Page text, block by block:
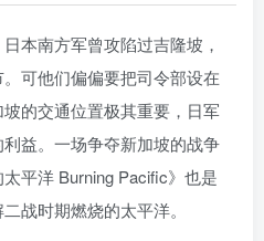
本南方军曾攻陷过吉隆坡，
可他们偏偏要把司令部设在
的交通位置极其重要，日军
益。一场争夺新加坡的战争
平洋 Burning Pacific》也是
战时期燃烧的太平洋。